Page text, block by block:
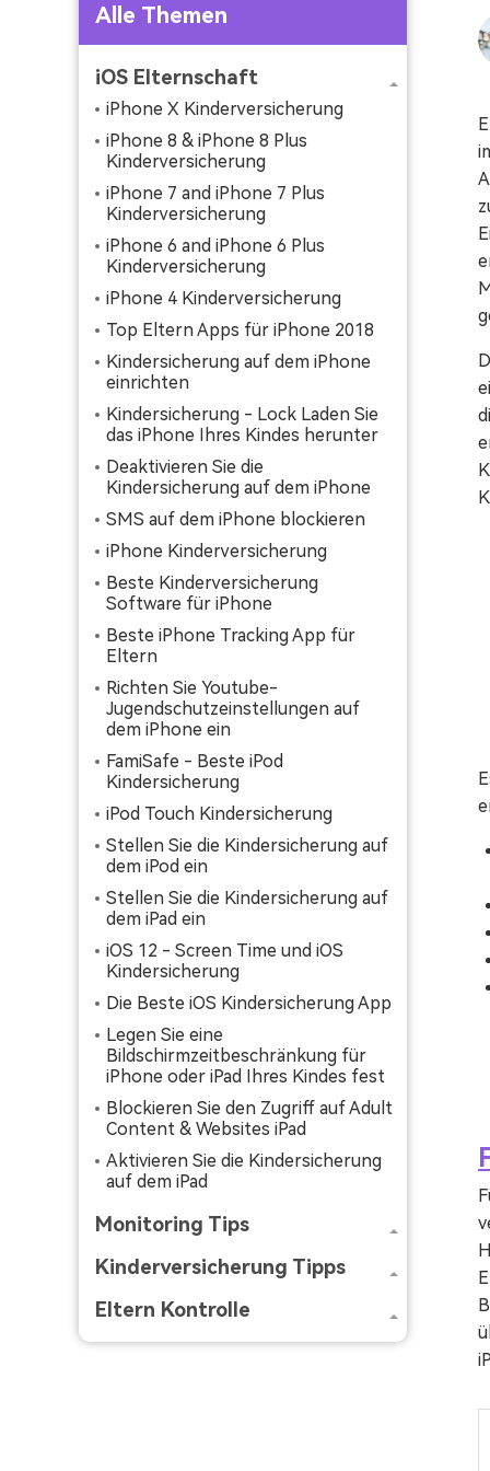
Alle Themen
iOS Elternschaft
iPhone X Kinderversicherung
iPhone 8 & iPhone 8 Plus
Kinderversicherung
iPhone 7 and iPhone 7 Plus
Kinderversicherung
iPhone 6 and iPhone 6 Plus
Kinderversicherung
iPhone 4 Kinderversicherung
Top Eltern Apps für iPhone 2018
Kindersicherung auf dem iPhone
einrichten
Kindersicherung - Lock Laden Sie
das iPhone Ihres Kindes herunter
Deaktivieren Sie die
Kindersicherung auf dem iPhone
SMS auf dem iPhone blockieren
iPhone Kinderversicherung
Beste Kinderversicherung
Software für iPhone
Beste iPhone Tracking App für
Eltern
Richten Sie Youtube-
Jugendschutzeinstellungen auf
dem iPhone ein
FamiSafe - Beste iPod
Kindersicherung
iPod Touch Kindersicherung
Stellen Sie die Kindersicherung auf
dem iPod ein
Stellen Sie die Kindersicherung auf
dem iPad ein
iOS 12 - Screen Time und iOS
Kindersicherung
Die Beste iOS Kindersicherung App
Legen Sie eine
Bildschirmzeitbeschränkung für
iPhone oder iPad Ihres Kindes fest
Blockieren Sie den Zugriff auf Adult
Content & Websites iPad
Aktivieren Sie die Kindersicherung
auf dem iPad
Monitoring Tips
Kinderversicherung Tipps
Eltern Kontrolle